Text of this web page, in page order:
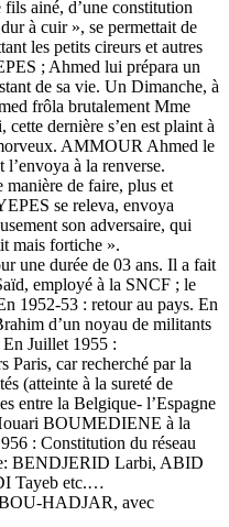
ainé, d’une constitution
à cuir », se permettait de
les petits cireurs et autres
; Ahmed lui prépara un
de sa vie. Un Dimanche, à
frôla brutalement Mme
dernière s’en est plaint à
AMMOUR Ahmed le
l’envoya à la renverse.
de faire, plus et
se releva, envoya
son adversaire, qui
mais fortiche ».
une durée de 03 ans. Il a fait
employé à la SNCF ; le
1952-53 : retour au pays. En
d’un noyau de militants
En Juillet 1955 :
Paris, car recherché par la
(atteinte à la sureté de
entre la Belgique- l’Espagne
BOUMEDIENE à la
: Constitution du réseau
BENDJERID Larbi, ABID
Tayeb etc.…
BOU-HADJAR, avec